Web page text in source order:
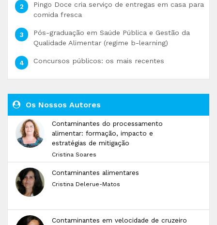
Pingo Doce cria serviço de entregas em casa para
comida fresca
Pós-graduação em Saúde Pública e Gestão da
Qualidade Alimentar (regime b-learning)
Concursos públicos: os mais recentes
Os Nossos Autores
Contaminantes do processamento
alimentar: formação, impacto e
estratégias de mitigação
Cristina Soares
Contaminantes alimentares
Cristina Delerue-Matos
Contaminantes em velocidade de cruzeiro